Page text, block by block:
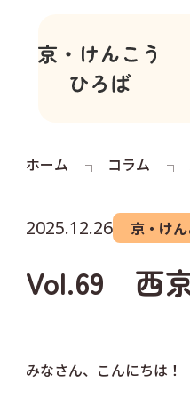
ホーム コラム
2025.12.26 京・け
Vol.69 西
みなさん、こんにちは！